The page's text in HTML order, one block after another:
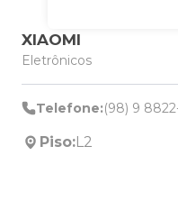
XIAOMI
Eletrônicos
Telefone:(98) 9
Piso:L2